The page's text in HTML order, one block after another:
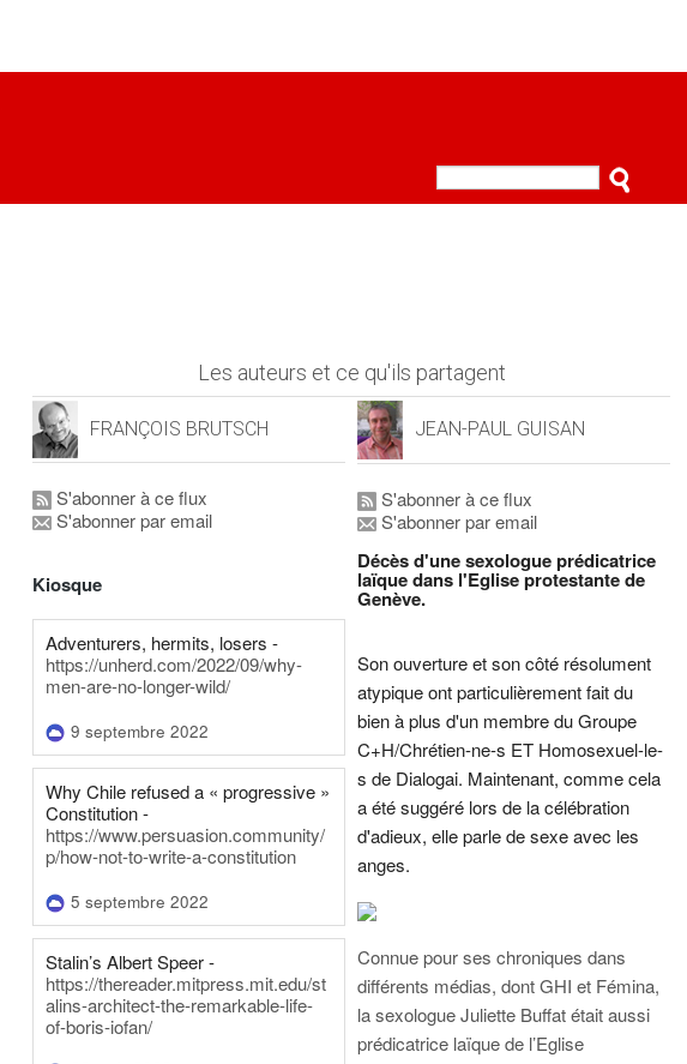
Les auteurs et ce qu'ils partagent
FRANÇOIS BRUTSCH
S'abonner à ce flux
S'abonner par email
Kiosque
Adventurers, hermits, losers -
https://unherd.com/2022/09/why-
men-are-no-longer-wild/
9 septembre 2022
Why Chile refused a « progressive »
Constitution -
https://www.persuasion.community/
p/how-not-to-write-a-constitution
5 septembre 2022
Stalin’s Albert Speer -
https://thereader.mitpress.mit.edu/st
alins-architect-the-remarkable-life-
of-boris-iofan/
JEAN-PAUL GUISAN
S'abonner à ce flux
S'abonner par email
Décès d'une sexologue prédicatrice
laïque dans l'Eglise protestante de
Genève.
Son ouverture et son côté résolument
atypique ont particulièrement fait du
bien à plus d'un membre du Groupe
C+H/Chrétien-ne-s ET Homosexuel-le-
s de Dialogai. Maintenant, comme cela
a été suggéré lors de la célébration
d'adieux, elle parle de sexe avec les
anges.
Connue pour ses chroniques dans
différents médias, dont GHI et Fémina,
la sexologue Juliette Buffat était aussi
prédicatrice laïque de l’Eglise